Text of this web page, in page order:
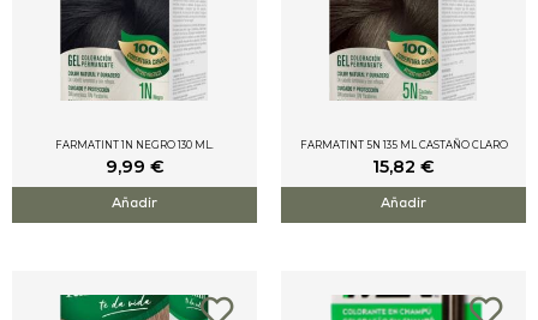
FARMATINT 1N NEGRO 130 ML.
9,99 €
Añadir
FARMATINT 5N 135 ML CASTAÑO CLARO
15,82 €
Añadir